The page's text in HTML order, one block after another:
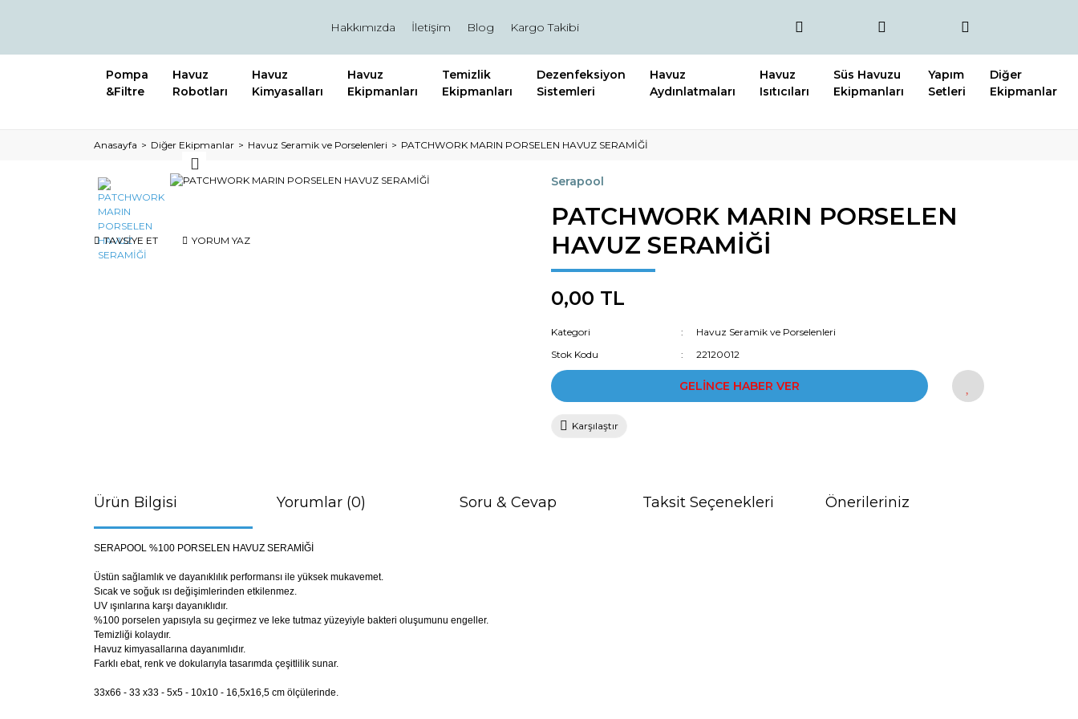
Hakkımızda İletişim Blog Kargo Takibi
Pompa
&Filtre
Havuz
Robotları
Havuz
Kimyasalları
Havuz
Ekipmanları
Temizlik
Ekipmanları
Dezenfeksiyon
Sistemleri
Havuz
Aydınlatmaları
Havuz
Isıtıcıları
Süs Havuzu
Ekipmanları
Yapım
Setleri
Diğer
Ekipmanlar
Anasayfa Diğer Ekipmanlar Havuz Seramik ve Porselenleri PATCHWORK MARIN PORSELEN HAVUZ SERAMİĞİ
TAVSİYE ET YORUM YAZ
Serapool
PATCHWORK MARIN PORSELEN
HAVUZ SERAMİĞİ
0,00 TL
Kategori
Havuz Seramik ve Porselenleri
Stok Kodu
22120012
GELİNCE HABER VER
Karşılaştır
Ürün Bilgisi Yorumlar (0) Soru & Cevap Taksit Seçenekleri Önerileriniz
SERAPOOL %100 PORSELEN HAVUZ SERAMİĞİ
Üstün sağlamlık ve dayanıklılık performansı ile yüksek mukavemet.
Sıcak ve soğuk ısı değişimlerinden etkilenmez.
UV ışınlarına karşı dayanıklıdır.
%100 porselen yapısıyla su geçirmez ve leke tutmaz yüzeyiyle bakteri oluşumunu engeller.
Temizliği kolaydır.
Havuz kimyasallarına dayanımlıdır.
Farklı ebat, renk ve dokularıyla tasarımda çeşitlilik sunar.
33x66 - 33 x33 - 5x5 - 10x10 - 16,5x16,5 cm ölçülerinde.